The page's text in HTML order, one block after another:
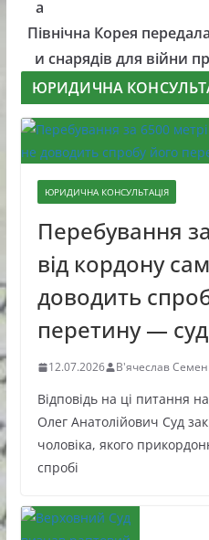
а
Північна Корея
и снарядів для війни
ЮРИДИЧНА
ЮРИДИЧНА КОНСУЛЬТАЦІЯ
Перебування
від кордону
доводить
перетину — суд
12.07.2026 В'ячеслав
Відповідь на ці питання
Олег Анатолійович Суд
чоловіка, якого
спробі